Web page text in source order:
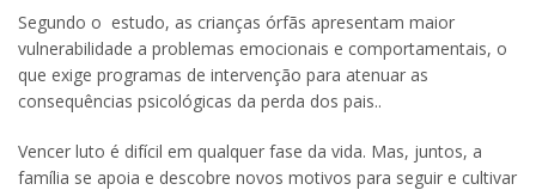
Segundo o estudo, as crianças órfãs apresentam maior
vulnerabilidade a problemas emocionais e comportamentais, o
que exige programas de intervenção para atenuar as
consequências psicológicas da perda dos pais..
Vencer luto é difícil em qualquer fase da vida. Mas, juntos, a
família se apoia e descobre novos motivos para seguir e cultivar